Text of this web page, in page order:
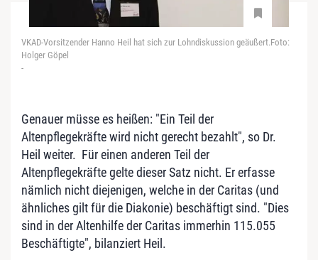
VKAD-Vorsitzender Hanno Heil hat sich zur Lohndiskussion geäußert.Foto:
Holger Göpel
-
Genauer müsse es heißen: "Ein Teil der
Altenpflegekräfte wird nicht gerecht bezahlt", so Dr.
Heil weiter. Für einen anderen Teil der
Altenpflegekräfte gelte dieser Satz nicht. Er erfasse
nämlich nicht diejenigen, welche in der Caritas (und
ähnliches gilt für die Diakonie) beschäftigt sind. "Dies
sind in der Altenhilfe der Caritas immerhin 115.055
Beschäftigte", bilanziert Heil.